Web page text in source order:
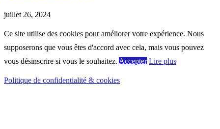
juillet 26, 2024
Ce site utilise des cookies pour améliorer votre expérience. Nous
supposerons que vous êtes d'accord avec cela, mais vous pouvez
vous désinscrire si vous le souhaitez. Accepter Lire plus
Politique de confidentialité & cookies